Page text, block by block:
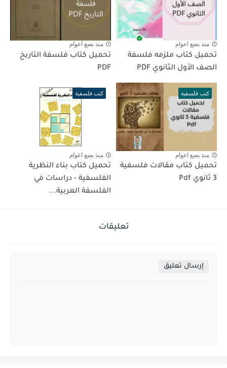
منذ بضع اعوام
تحميل كتاب ملزمه فلسفة
الصف الأول الثانوي PDF
منذ بضع اعوام
تحميل كتاب فلسفة التاريخ
PDF
كتب فلسفية
منذ بضع اعوام
تحميل كتاب مقالات فلسفية
3 ثانوي Pdf
كتب فلسفية
منذ بضع اعوام
تحميل كتاب بناء النظرية
الفلسفية - دراسات في
الفلسفة العربية...
تعليقات
إرسال تعليق